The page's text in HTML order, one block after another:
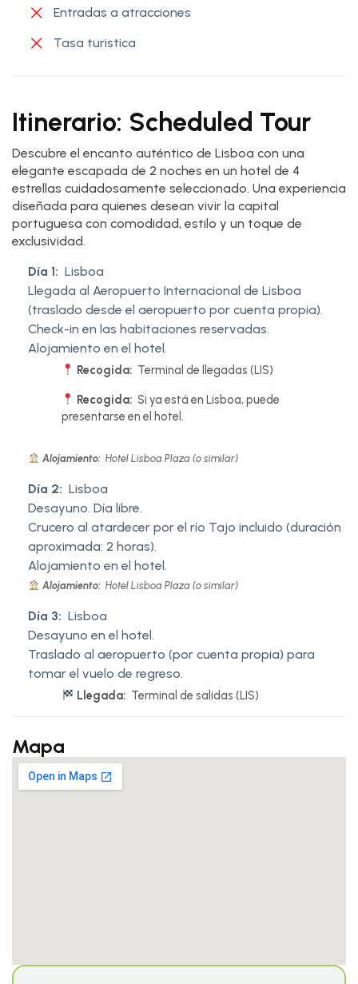
Entradas a atracciones
Tasa turistica
Itinerario: Scheduled Tour
Descubre el encanto auténtico de Lisboa con una
elegante escapada de 2 noches en un hotel de 4
estrellas cuidadosamente seleccionado. Una experiencia
diseñada para quienes desean vivir la capital
portuguesa con comodidad, estilo y un toque de
exclusividad.
Día 1: Lisboa
Llegada al Aeropuerto Internacional de Lisboa
(traslado desde el aeropuerto por cuenta propia).
Check-in en las habitaciones reservadas.
Alojamiento en el hotel.
Recogida: Terminal de llegadas (LIS)
Recogida: Si ya está en Lisboa, puede
presentarse en el hotel.
Alojamiento: Hotel Lisboa Plaza (o similar)
Día 2: Lisboa
Desayuno. Día libre.
Crucero al atardecer por el río Tajo incluido (duración
aproximada: 2 horas).
Alojamiento en el hotel.
Alojamiento: Hotel Lisboa Plaza (o similar)
Día 3: Lisboa
Desayuno en el hotel.
Traslado al aeropuerto (por cuenta propia) para
tomar el vuelo de regreso.
Llegada: Terminal de salidas (LIS)
Mapa